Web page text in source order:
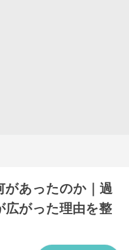
があったのか｜過
広がった理由を整